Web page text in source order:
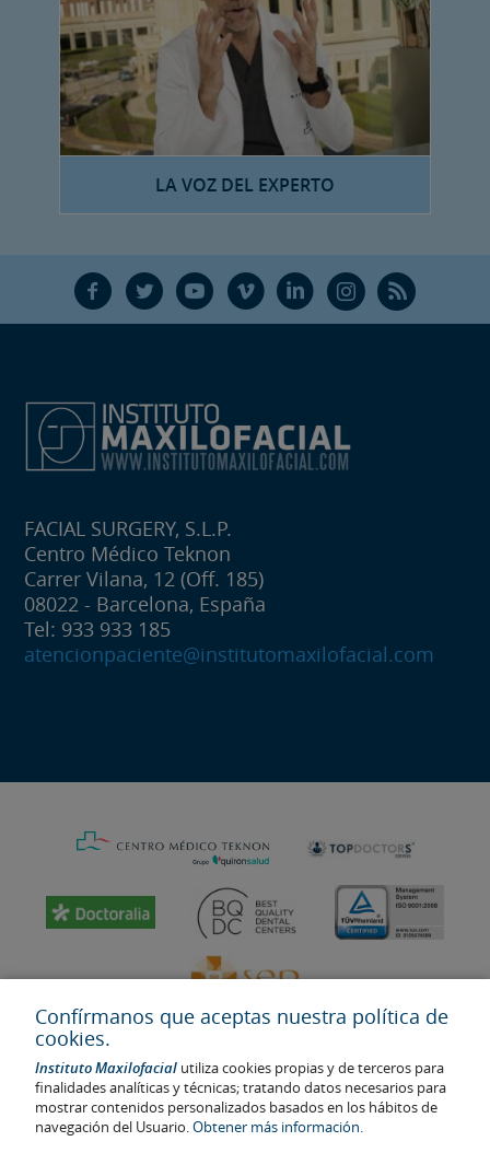
LA VOZ DEL EXPERTO
F T Y V L Ñ R
FACIAL SURGERY, S.L.P.
Centro Médico Teknon
Carrer Vilana, 12 (Off. 185)
08022 - Barcelona, España
Tel: 933 933 185
atencionpaciente@institutomaxilofacial.com
Última actualización: 2023
Confírmanos que aceptas nuestra política de
cookies.
Instituto Maxilofacial utiliza cookies propias y de terceros para
finalidades analíticas y técnicas; tratando datos necesarios para
mostrar contenidos personalizados basados en los hábitos de
navegación del Usuario.Obtener más información.